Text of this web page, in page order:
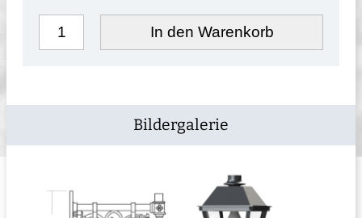
In den Warenkorb
Bildergalerie